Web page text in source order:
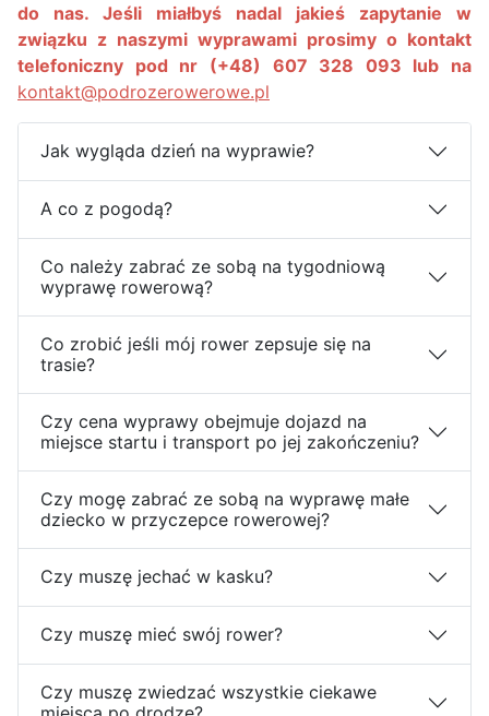
do nas. Jeśli miałbyś nadal jakieś zapytanie w
związku z naszymi wyprawami prosimy o kontakt
telefoniczny pod nr (+48) 607 328 093 lub na
kontakt@podrozerowerowe.pl
Jak wygląda dzień na wyprawie?
A co z pogodą?
Co należy zabrać ze sobą na tygodniową
wyprawę rowerową?
Co zrobić jeśli mój rower zepsuje się na
trasie?
Czy cena wyprawy obejmuje dojazd na
miejsce startu i transport po jej zakończeniu?
Czy mogę zabrać ze sobą na wyprawę małe
dziecko w przyczepce rowerowej?
Czy muszę jechać w kasku?
Czy muszę mieć swój rower?
Czy muszę zwiedzać wszystkie ciekawe